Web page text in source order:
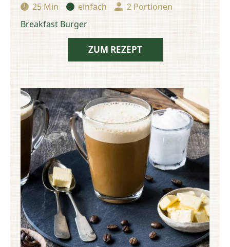
Zubereitungszeit:
25 Min Schwierigkeit:
einfach Portionen:
2 Portionen
Breakfast Burger
ZUM REZEPT